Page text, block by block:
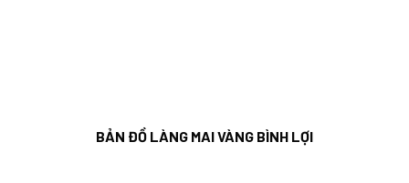
BẢN ĐỒ LÀNG MAI VÀNG BÌNH LỢI